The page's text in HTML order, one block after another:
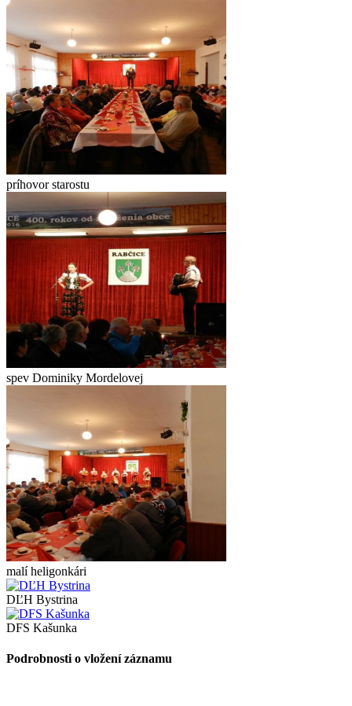
príhovor starostu
spev Dominiky Mordelovej
malí heligonkári
DĽH Bystrina
DFS Kašunka
Podrobnosti o vložení záznamu